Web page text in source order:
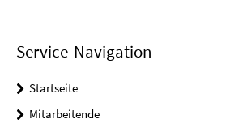
Service-Navigation
Startseite
Mitarbeitende